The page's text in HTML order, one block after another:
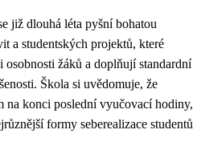
již dlouhá léta pyšní bohatou
a studentských projektů, které
žáků a doplňují standardní
Škola si uvědomuje, že
na konci poslední vyučovací hodiny,
formy seberealizace studentů